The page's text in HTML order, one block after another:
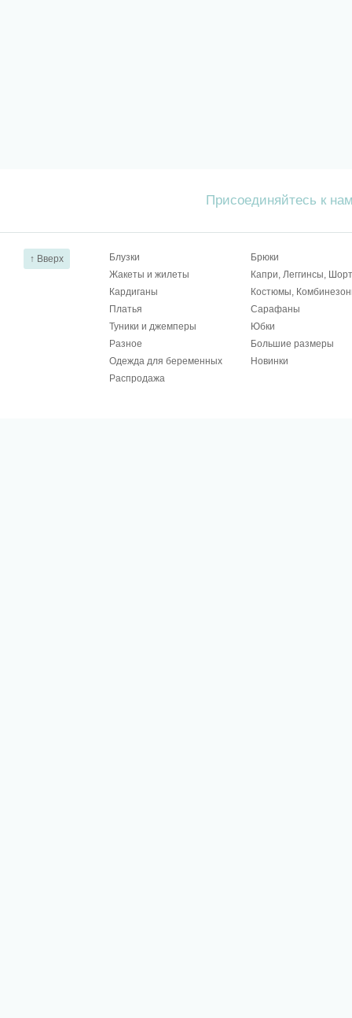
Присоединяйтесь к
↑ Вверх Блузки
Брюки
Жакеты и жилеты
Капри, Леггинсы,
Кардиганы
Костюмы,
Платья
Сарафаны
Туники и джемперы
Юбки
Разное
Большие размеры
Одежда для беременных
Новинки
Распродажа